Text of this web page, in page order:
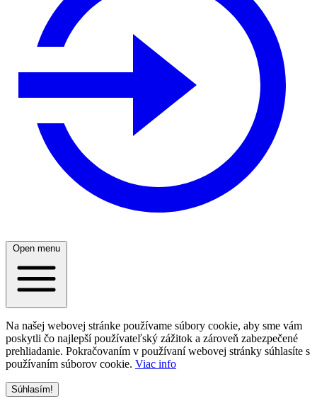
Open menu
Na našej webovej stránke používame súbory cookie, aby sme vám
poskytli čo najlepší používateľský zážitok a zároveň zabezpečené
prehliadanie. Pokračovaním v používaní webovej stránky súhlasíte s
používaním súborov cookie. Viac info
Súhlasím!